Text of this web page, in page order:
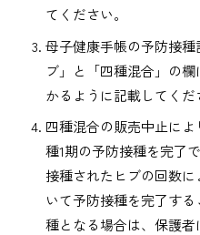
てください。
母子健康手帳の予防接
ブ」と「四種混合」の
かるように記載してくだ
四種混合の販売中止に
種1期の予防接種を完了
接種されたヒブの回数
いて予防接種を完了す
種となる場合は、保護